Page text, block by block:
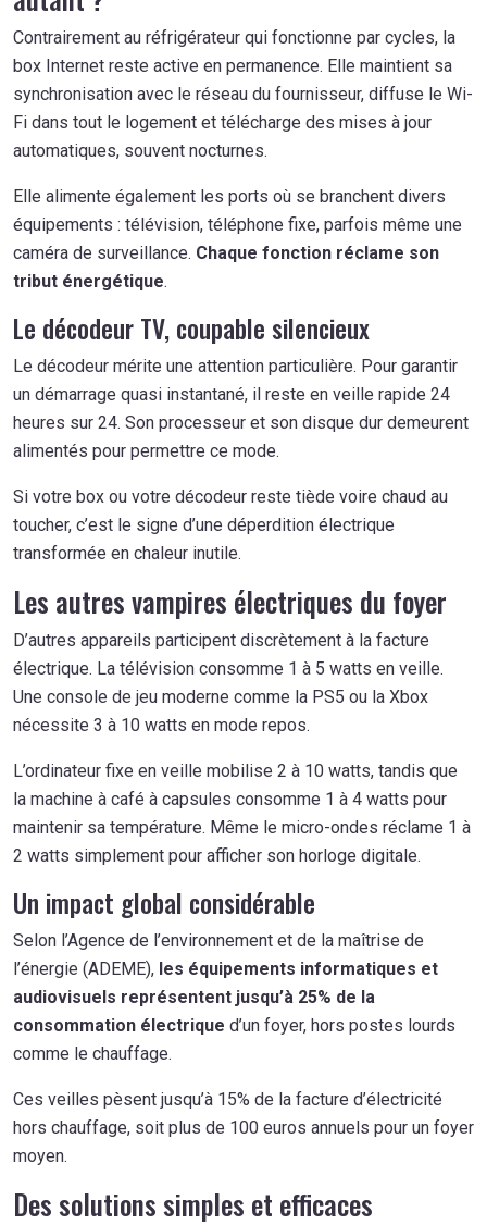
Contrairement au réfrigérateur qui fonctionne par cycles, la
box Internet reste active en permanence. Elle maintient sa
synchronisation avec le réseau du fournisseur, diffuse le Wi-
Fi dans tout le logement et télécharge des mises à jour
automatiques, souvent nocturnes.
Elle alimente également les ports où se branchent divers
équipements : télévision, téléphone fixe, parfois même une
caméra de surveillance. Chaque fonction réclame son
tribut énergétique.
Le décodeur TV, coupable silencieux
Le décodeur mérite une attention particulière. Pour garantir
un démarrage quasi instantané, il reste en veille rapide 24
heures sur 24. Son processeur et son disque dur demeurent
alimentés pour permettre ce mode.
Si votre box ou votre décodeur reste tiède voire chaud au
toucher, c’est le signe d’une déperdition électrique
transformée en chaleur inutile.
Les autres vampires électriques du foyer
D’autres appareils participent discrètement à la facture
électrique. La télévision consomme 1 à 5 watts en veille.
Une console de jeu moderne comme la PS5 ou la Xbox
nécessite 3 à 10 watts en mode repos.
L’ordinateur fixe en veille mobilise 2 à 10 watts, tandis que
la machine à café à capsules consomme 1 à 4 watts pour
maintenir sa température. Même le micro-ondes réclame 1 à
2 watts simplement pour afficher son horloge digitale.
Un impact global considérable
Selon l’Agence de l’environnement et de la maîtrise de
l’énergie (ADEME), les équipements informatiques et
audiovisuels représentent jusqu’à 25% de la
consommation électrique d’un foyer, hors postes lourds
comme le chauffage.
Ces veilles pèsent jusqu’à 15% de la facture d’électricité
hors chauffage, soit plus de 100 euros annuels pour un foyer
moyen.
Des solutions simples et efficaces